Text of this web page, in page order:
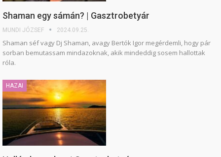
Shaman egy sámán? | Gasztrobetyár
MUNDI JÓZSEF 2024.09.25.
Shaman séf vagy Dj Shaman, avagy Bertók Igor megérdemli, hogy pár
sorban bemutassam mindazoknak, akik mindeddig sosem hallottak
róla.
HAZAI